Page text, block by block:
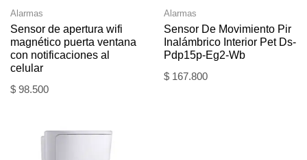
Alarmas
Sensor de apertura wifi
magnético puerta ventana
con notificaciones al
celular
$ 98.500
Alarmas
Sensor De Movimiento Pir
Inalámbrico Interior Pet Ds-
Pdp15p-Eg2-Wb
$ 167.800